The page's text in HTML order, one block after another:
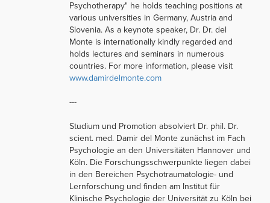
Psychotherapy" he holds teaching positions at
various universities in Germany, Austria and
Slovenia. As a keynote speaker, Dr. Dr. del
Monte is internationally kindly regarded and
holds lectures and seminars in numerous
countries. For more information, please visit
www.damirdelmonte.com
---
Studium und Promotion absolviert Dr. phil. Dr.
scient. med. Damir del Monte zunächst im Fach
Psychologie an den Universitäten Hannover und
Köln. Die Forschungsschwerpunkte liegen dabei
in den Bereichen Psychotraumatologie- und
Lernforschung und finden am Institut für
Klinische Psychologie der Universität zu Köln bei